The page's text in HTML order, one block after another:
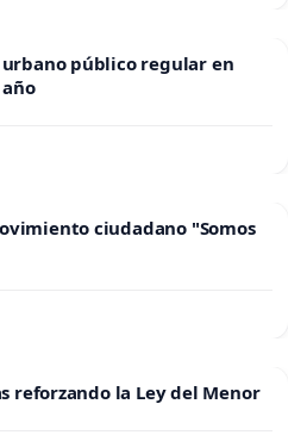
público regular en
ciudadano "Somos
reforzando la Ley del Menor